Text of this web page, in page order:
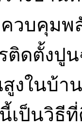
บคุมพ
ดตั้งปูน
งในบ้
ป็นวิธีที่